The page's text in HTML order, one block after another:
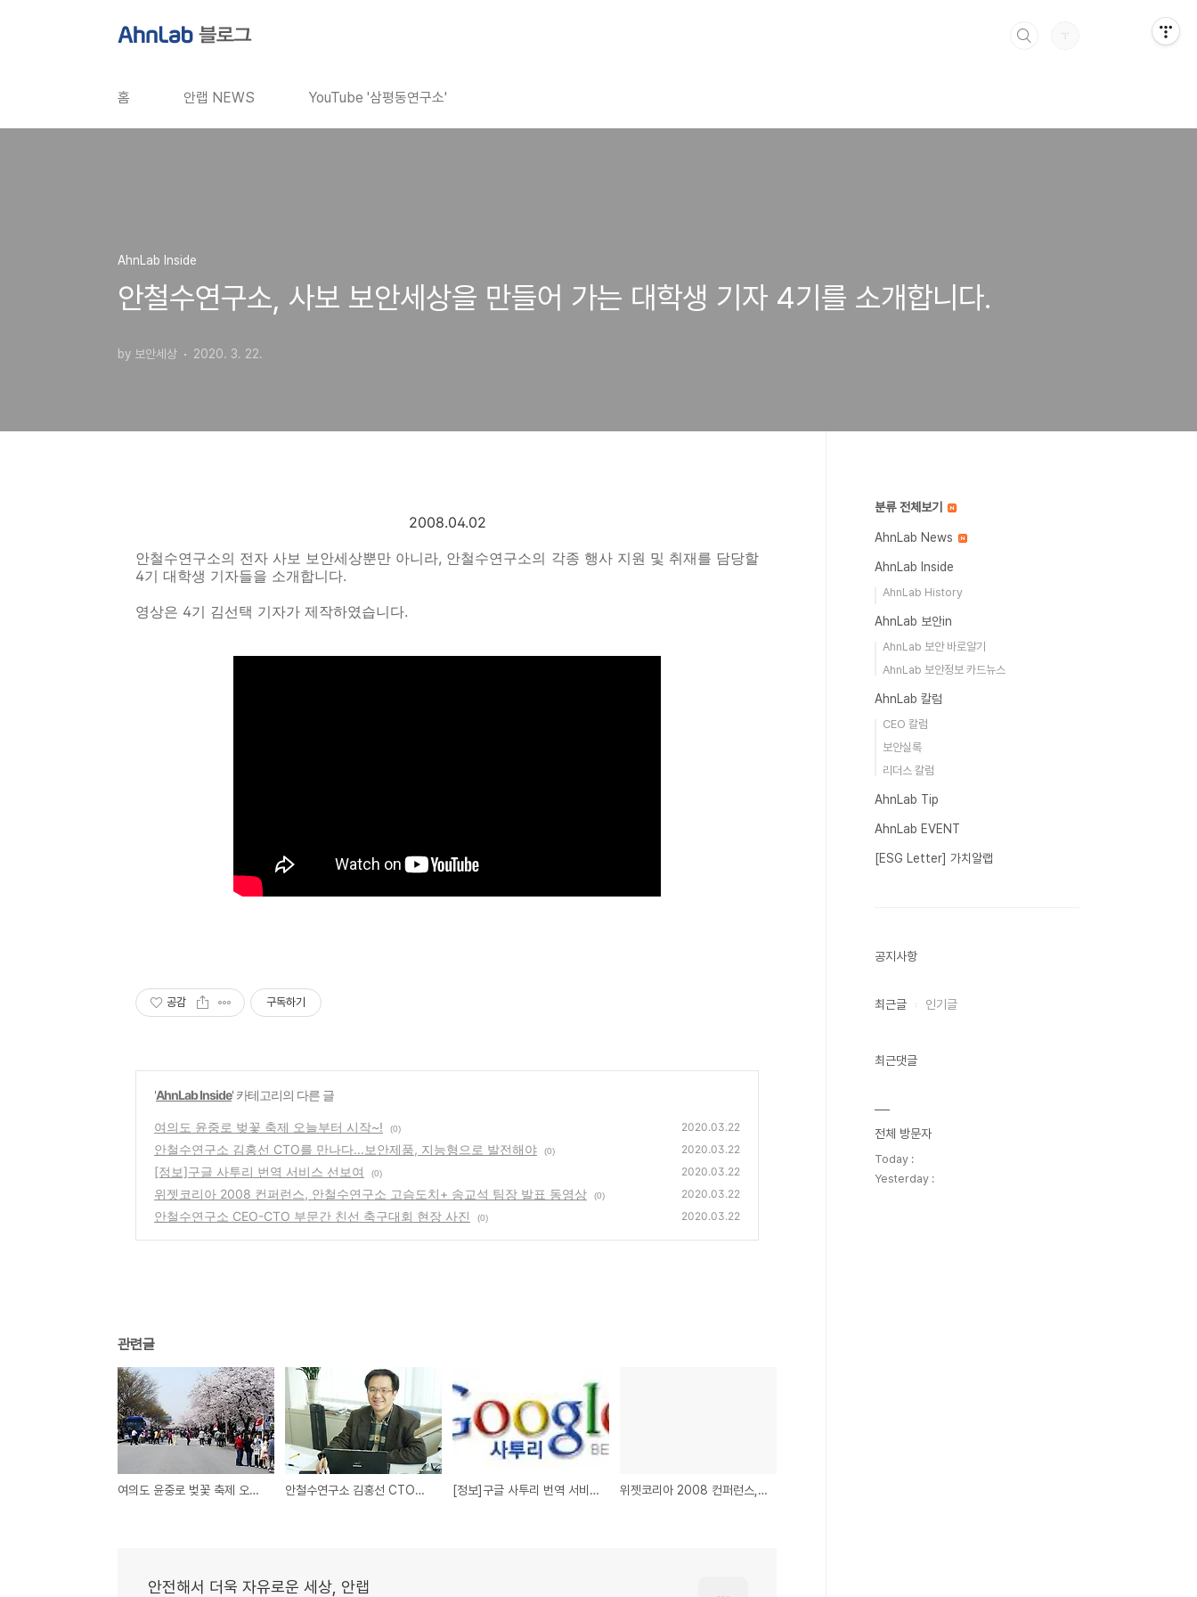
홈 안랩 NEWS YouTube '삼평동연구소'
AhnLab Inside
안철수연구소, 사보 보안세상을 만들어 가는 대학생 기자 4기를 소개합니다.
by 보안세상 2020. 3. 22.
2008.04.02
안철수연구소의 전자 사보 보안세상뿐만 아니라, 안철수연구소의 각종 행사 지원 및 취재를 담당할
4기 대학생 기자들을 소개합니다.
영상은 4기 김선택 기자가 제작하였습니다.
공감 구독하기
'AhnLab Inside' 카테고리의 다른 글
여의도 윤중로 벚꽃 축제 오늘부터 시작~! (0) 2020.03.22
안철수연구소 김홍선 CTO를 만나다...보안제품, 지능형으로 발전해야 (0) 2020.03.22
[정보]구글 사투리 번역 서비스 선보여 (0) 2020.03.22
위젯코리아 2008 컨퍼런스, 안철수연구소 고슴도치+ 송교석 팀장 발표 동영상 (0) 2020.03.22
안철수연구소 CEO-CTO 부문간 친선 축구대회 현장 사진 (0) 2020.03.22
관련글
여의도 윤중로 벚꽃 축제 오늘부터 시작~! 안철수연구소 김홍선 CTO를 만나다...보안제품, 지능형으로 발전해야 [정보]구글 사투리 번역 서비스 선보여 위젯코리아 2008 컨퍼런스, 안철수연구소 고슴도치+ 송교석 팀장 발표 동영상
안전해서 더욱 자유로운 세상, 안랩
분류 전체보기
AhnLab News
AhnLab Inside
AhnLab History
AhnLab 보안in
AhnLab 보안 바로알기
AhnLab 보안정보 카드뉴스
AhnLab 칼럼
CEO 칼럼
보안실록
리더스 칼럼
AhnLab Tip
AhnLab EVENT
[ESG Letter] 가치알랩
공지사항
최근글 인기글
최근댓글
전체 방문자
Today :
Yesterday :